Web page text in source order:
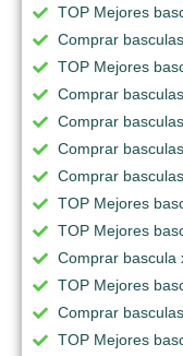
TOP Mejores
Comprar
TOP Mejores
Comprar
Comprar
Comprar
Comprar
TOP Mejores
TOP Mejores
Comprar bascula
TOP Mejores
Comprar
TOP Mejores